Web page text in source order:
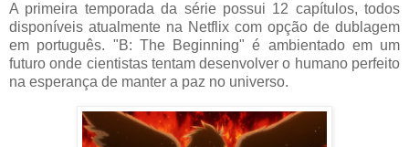
A primeira temporada da série possui 12 capítulos, todos
disponíveis atualmente na Netflix com opção de dublagem
em português. "B: The Beginning" é ambientado em um
futuro onde cientistas tentam desenvolver o humano perfeito
na esperança de manter a paz no universo.